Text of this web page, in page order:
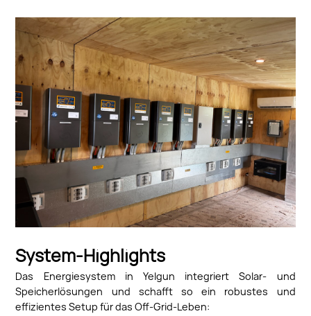
System-Highlights
Das Energiesystem in Yelgun integriert Solar- und
Speicherlösungen und schafft so ein robustes und
effizientes Setup für das Off-Grid-Leben: